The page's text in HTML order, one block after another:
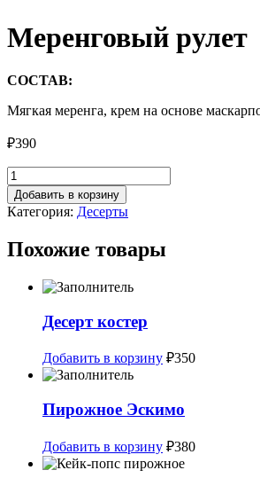
Меренговый рулет
СОСТАВ:
Мягкая меренга, крем на основе
₽390
Количество
товара
Меренговый
рулет
Добавить в корзину
Категория: Десерты
Похожие товары
Десерт костер
Добавить в корзину ₽350
Пирожное Эскимо
Добавить в корзину ₽380